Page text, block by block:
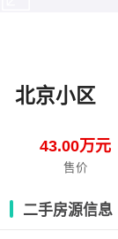
北京小区
43.00万元
售价
二手房源信息